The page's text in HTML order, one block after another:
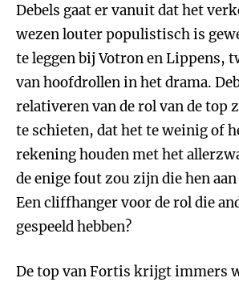
Debels gaat er vanuit dat het
wezen louter populistisch is
te leggen bij Votron en Lippens,
van hoofdrollen in het drama.
relativeren van de rol van de top
te schieten, dat het te weinig of
rekening houden met het
de enige fout zou zijn die hen
Een cliffhanger voor de rol die
gespeeld hebben?
De top van Fortis krijgt immers